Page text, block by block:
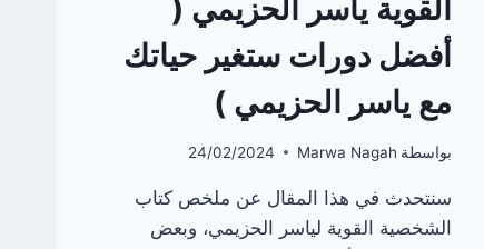
القوية ياسر الحزيمي (
أفضل دورات ستغير حياتك
مع ياسر الحزيمي )
بواسطة Marwa Nagah
24/02/2024
سنتحدث في هذا المقال عن ملخص كتاب
الشخصية القوية لياسر الحزيمي، وبعض